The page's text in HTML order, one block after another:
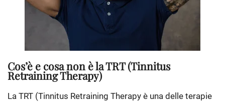
Cos’è e cosa non è la TRT (Tinnitus
Retraining Therapy)
La TRT (Tinnitus Retraining Therapy è una delle terapie